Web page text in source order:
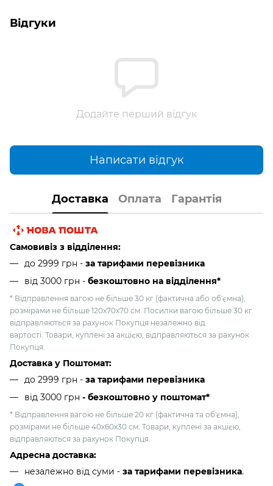
Відгуки
Додайте перший відгук
Написати відгук
Доставка Оплата Гарантія
Самовивіз з відділення:
до 2999 грн - за тарифами перевізника
від 3000 грн - безкоштовно на відділення*
* Відправлення вагою не більше 30 кг (фактична або об'ємна),
розмірами не більше 120х70х70 см. Посилки вагою більше 30 кг
відправляються за рахунок Покупця незалежно від
вартості. Товари, куплені за акцією, відправляються за рахунок
Покупця.
Доставка у Поштомат:
до 2999 грн - за тарифами перевізника
від 3000 грн - безкоштовно у поштомат*
* Відправлення вагою не більше 20 кг (фактична та об'ємна),
розмірами не більше 40х60х30 см. Товари, куплені за акцією,
відправляються за рахунок Покупця.
Адресна доставка:
незалежно від суми - за тарифами перевізника.